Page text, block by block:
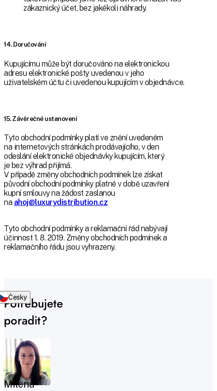
zákaznický účet, bez jakékoli náhrady.
14. Doručování
Kupujícímu může být doručováno na elektronickou
adresu elektronické pošty uvedenou v jeho
uživatelském účtu či uvedenou kupujícím v objednávce.
15. Závěrečné ustanovení
Tyto obchodní podmínky platí ve znění uvedeném
na internetových stránkách prodávajícího, v den
odeslání elektronické objednávky kupujícím, který
je bez výhrad přijímá.
V případě změny obchodních podmínek lze získat
původní obchodní podmínky platné v době uzavření
kupní smlouvy na žádost zaslanou
na ahoj@luxurydistribution.cz
Tyto obchodní podmínky a reklamační řád nabývají
účinnost 1. 8. 2019. Změny obchodních podmínek a
reklamačního řádu jsou vyhrazeny.
Potřebujete
poradit?
Milena
Česky